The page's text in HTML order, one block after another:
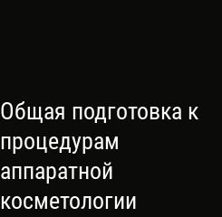
Общая подготовка к
процедурам
аппаратной
косметологии